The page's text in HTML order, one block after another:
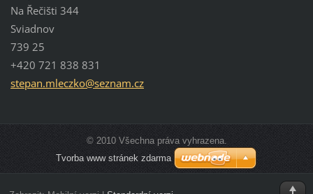
Na Řečišti 344
Sviadnov
739 25
+420 721 838 831
stepan.mleczko@seznam.cz
© 2010 Všechna práva vyhrazena.
Tvorba www stránek zdarma